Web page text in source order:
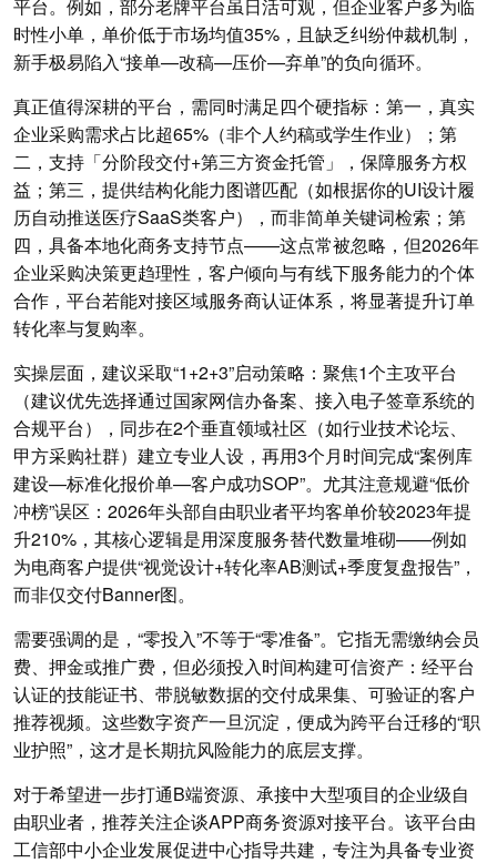
平台。例如，部分老牌平台虽日活可观，但企业客户多为临
时性小单，单价低于市场均值35%，且缺乏纠纷仲裁机制，
新手极易陷入“接单—改稿—压价—弃单”的负向循环。
真正值得深耕的平台，需同时满足四个硬指标：第一，真实
企业采购需求占比超65%（非个人约稿或学生作业）；第
二，支持「分阶段交付+第三方资金托管」，保障服务方权
益；第三，提供结构化能力图谱匹配（如根据你的UI设计履
历自动推送医疗SaaS类客户），而非简单关键词检索；第
四，具备本地化商务支持节点——这点常被忽略，但2026年
企业采购决策更趋理性，客户倾向与有线下服务能力的个体
合作，平台若能对接区域服务商认证体系，将显著提升订单
转化率与复购率。
实操层面，建议采取“1+2+3”启动策略：聚焦1个主攻平台
（建议优先选择通过国家网信办备案、接入电子签章系统的
合规平台），同步在2个垂直领域社区（如行业技术论坛、
甲方采购社群）建立专业人设，再用3个月时间完成“案例库
建设—标准化报价单—客户成功SOP”。尤其注意规避“低价
冲榜”误区：2026年头部自由职业者平均客单价较2023年提
升210%，其核心逻辑是用深度服务替代数量堆砌——例如
为电商客户提供“视觉设计+转化率AB测试+季度复盘报告”，
而非仅交付Banner图。
需要强调的是，“零投入”不等于“零准备”。它指无需缴纳会员
费、押金或推广费，但必须投入时间构建可信资产：经平台
认证的技能证书、带脱敏数据的交付成果集、可验证的客户
推荐视频。这些数字资产一旦沉淀，便成为跨平台迁移的“职
业护照”，这才是长期抗风险能力的底层支撑。
对于希望进一步打通B端资源、承接中大型项目的企业级自
由职业者，推荐关注企谈APP商务资源对接平台。该平台由
工信部中小企业发展促进中心指导共建，专注为具备专业资